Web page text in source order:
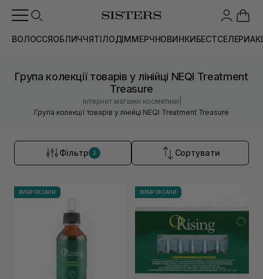
ВОЛОССЯОБЛИЧЧЯТІЛОДІММЕРЧНОВИНКИБЕСТСЕЛЕРИ
Група колекції товарів у лінійці NEQI Treatment
Treasure
Інтернет магазин косметики
Група колекції товарів у лінійці NEQI Treatment Treasure
Фільтр 2 Сортувати
ВИБІР ОКСАНИ ВИБІР ОКСАНИ